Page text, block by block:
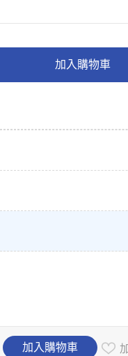
加入購物車
加入購物車